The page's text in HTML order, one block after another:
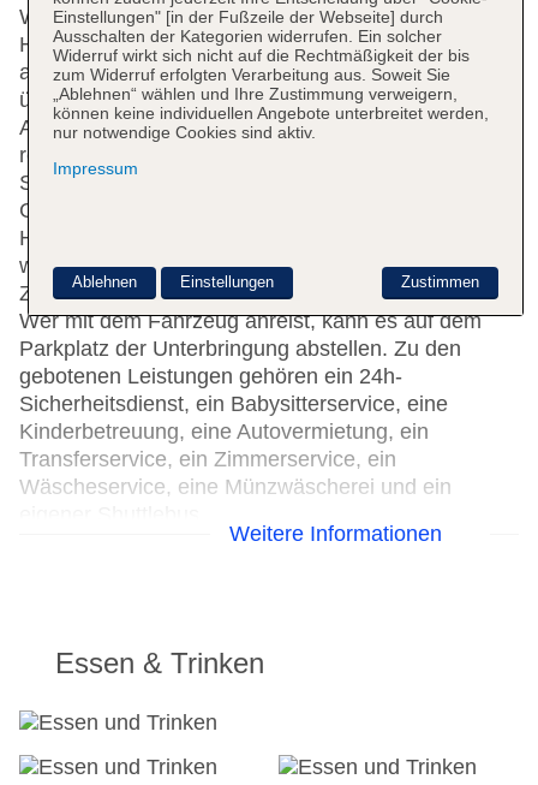
WLAN erhalten die Gäste Zugang zum Internet.
Hilfestellung bei der Buchung von Ausflügen wird
am Tourdesk geboten. Die Unterbringung verfügt
über eine Reihe von behindertengerechten
Annehmlichkeiten. Das Haus verfügt über
rollstuhlgerechte Einrichtungen. Neben einem
Supermarkt und einem Souvenirshop sind weitere
Geschäfte zu finden. Kinder können nach
Herzenslust auf dem Spielplatz herumtoben. Zu den
weiteren Einrichtungen des Hotels zählen ein
Zeitungskiosk, ein TV-Raum und ein Spielzimmer.
Wer mit dem Fahrzeug anreist, kann es auf dem
Parkplatz der Unterbringung abstellen. Zu den
gebotenen Leistungen gehören ein 24h-
Sicherheitsdienst, ein Babysitterservice, eine
Kinderbetreuung, eine Autovermietung, ein
Transferservice, ein Zimmerservice, ein
Wäscheservice, eine Münzwäscherei und ein
Check-out bis: 11:00:00
Hoteleröffnung: 2012
WLAN/WiFi im Hotel
Lift
Weitere Informationen
Essen & Trinken
Einstellungen" [in der Fußzeile der Webseite] durch
Ausschalten der Kategorien widerrufen. Ein solcher
Widerruf wirkt sich nicht auf die Rechtmäßigkeit der bis
zum Widerruf erfolgten Verarbeitung aus. Soweit Sie
„Ablehnen“ wählen und Ihre Zustimmung verweigern,
können keine individuellen Angebote unterbreitet werden,
nur notwendige Cookies sind aktiv.
Impressum
Zustimmen
Ablehnen Einstellungen